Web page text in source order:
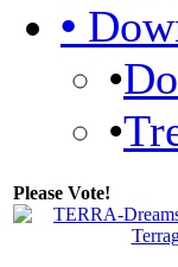
•
•
•
Please Vote!